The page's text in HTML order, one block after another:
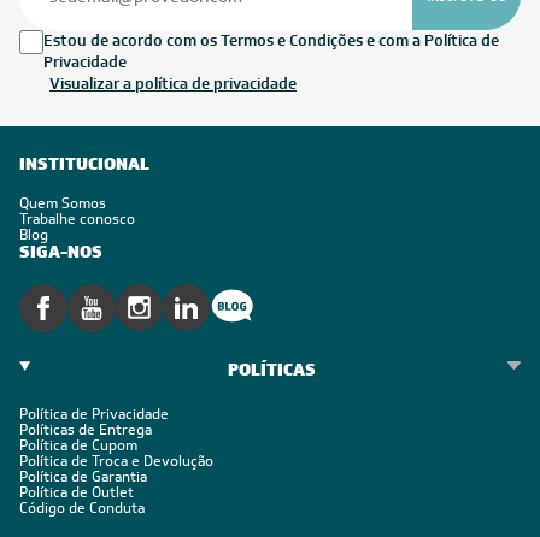
Estou de acordo com os Termos e Condições e com a Política de
Privacidade
Visualizar a política de privacidade
INSTITUCIONAL
Quem Somos
Trabalhe conosco
Blog
SIGA-NOS
POLÍTICAS
Política de Privacidade
Políticas de Entrega
Política de Cupom
Política de Troca e Devolução
Política de Garantia
Política de Outlet
Código de Conduta